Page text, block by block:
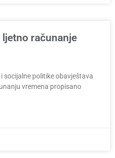
ljetno računanje
socijalne politike obavještava
vremena propisano